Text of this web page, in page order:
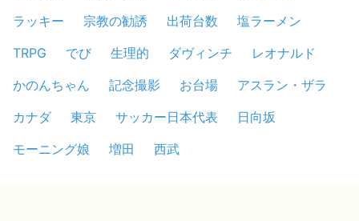
ラッキー
宗教の勧誘 出荷台数
塩ラーメン
TRPG
でび 生理的 ダヴィンチ
レオナルド
かのんちゃん
記念撮影 お台場
アスラン・ザラ
カナダ
東京 サッカー日本代表
日向坂
モーニング娘
増田 西武